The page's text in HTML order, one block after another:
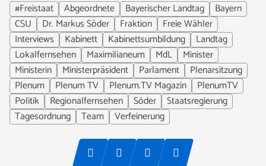
#Freistaat
Abgeordnete Bayerischer Landtag
Bayern
CSU
Dr. Markus Söder Fraktion
Freie Wähler
Interviews
Kabinett Kabinettsumbildung
Landtag
Lokalfernsehen
Maximilianeum MdL
Minister
Ministerin
Ministerpräsident Parlament
Plenarsitzung
Plenum
Plenum TV Plenum.TV Magazin
PlenumTV
Politik
Regionalfernsehen Söder
Staatsregierung
Tagesordnung
Team Verfeinerung